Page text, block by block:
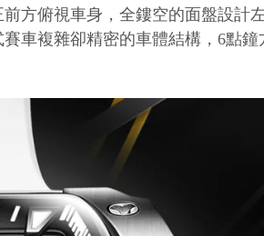
方俯視車身，全鏤空的面盤設計
車複雜卻精密的車體結構， 6點鐘